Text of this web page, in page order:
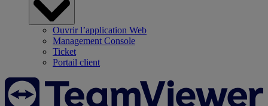
Ouvrir l’application Web
Management Console
Ticket
Portail client